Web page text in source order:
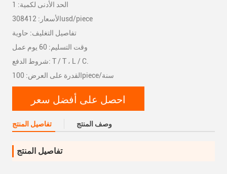
الحد الأدنى لكمية: 1
الأسعار: 308412usd/piece
تفاصيل التغليف: حاوية
وقت التسليم: 60 يوم عمل
شروط الدفع: T / T ، L / C.
القدرة على العرض: 100piece/سنة
احصل على أفضل سعر
تفاصيل المنتج وصف المنتج
تفاصيل المنتج